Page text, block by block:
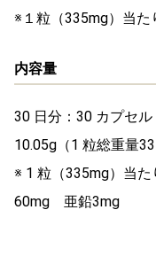
※１粒（335mg）当た
内容量
30 日分：30 カプセル
10.05g（1 粒総重量
※ 1 粒（335mg）当
60mg 亜鉛3mg